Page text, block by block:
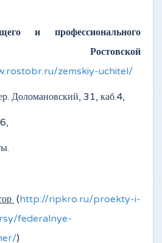
и профессионального
Ростовской
zemskiy-uchitel/
Доломановский, 31, каб.4,
(http://ripkro.ru/proekty-i-
federalnye-
)